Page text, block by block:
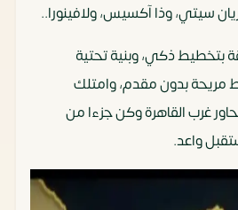
سيتي، وذا آكسيس، ولافينورا..
بتخطيط ذكي، وبنية تحتية
بدون مقدم، وامتلك
غرب القاهرة وكن جزءا من
واعد.